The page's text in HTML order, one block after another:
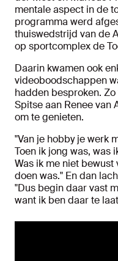
mentale aspect in de
programma werd
thuiswedstrijd van de
op sportcomplex de
Daarin kwamen ook
videoboodschappen
hadden besproken.
Spitse aan Renee van
om te genieten.
"Van je hobby je werk
Toen ik jong was, was
Was ik me niet
doen was." En dan
"Dus begin daar vast
want ik ben daar te